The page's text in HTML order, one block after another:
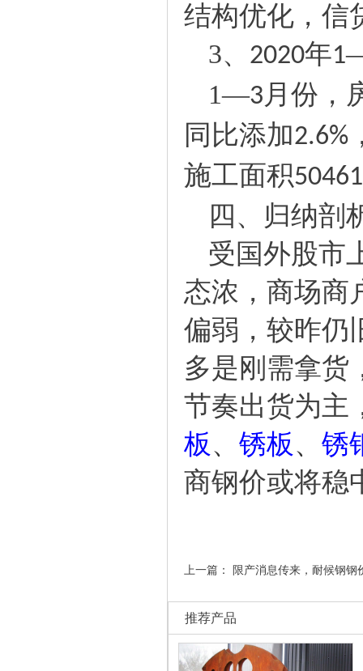
结构优化，信
3、 2020年1
1—3 月份，
同比添加2.6%
施工面积
四、归纳剖
受国外股市
态浓，商场商
偏弱，较昨仍
多是刚需拿货
节奏出货为主
板、 锈板、 锈
商钢价或将稳
上一篇： 限产消息传来，耐候钢钢
推荐产品